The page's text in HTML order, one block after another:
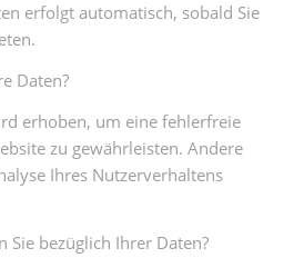
erfolgt automatisch, sobald Sie
Daten?
erhoben, um eine fehlerfreie
zu gewährleisten. Andere
Ihres Nutzerverhaltens
Sie bezüglich Ihrer Daten?